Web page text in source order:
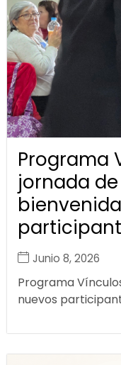
Programa
jornada
Junio 8, 2026
Programa
nuevos